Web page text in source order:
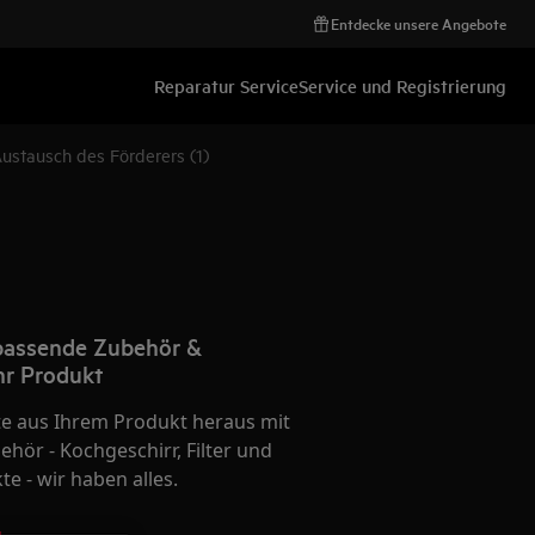
Entdecke unsere Angebote
Reparatur ServiceService und Registrierung
des Förderers (1)
Zubehör &
Produkt
aus Ihrem Produkt heraus mit
- Kochgeschirr, Filter und
- wir haben alles.